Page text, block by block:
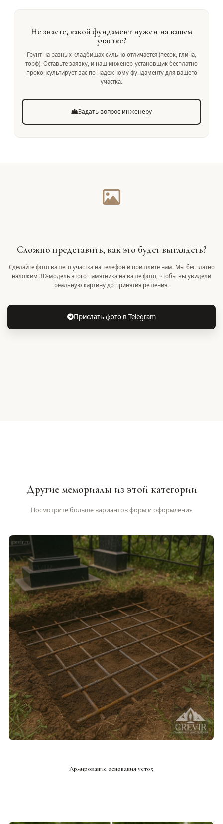
Не знаете, какой фундамент нужен на вашем
участке?
Грунт на разных кладбищах сильно отличается (песок, глина,
торф). Оставьте заявку, и наш инженер-установщик бесплатно
проконсультирует вас по надежному фундаменту для вашего
участка.
Задать вопрос инженеру
Сложно представить, как это будет выглядеть?
Сделайте фото вашего участка на телефон и пришлите нам. Мы бесплатно
наложим 3D-модель этого памятника на ваше фото, чтобы вы увидели
реальную картину до принятия решения.
Прислать фото в Telegram
Другие мемориалы из этой категории
Посмотрите больше вариантов форм и оформления
Армирование основания уст05